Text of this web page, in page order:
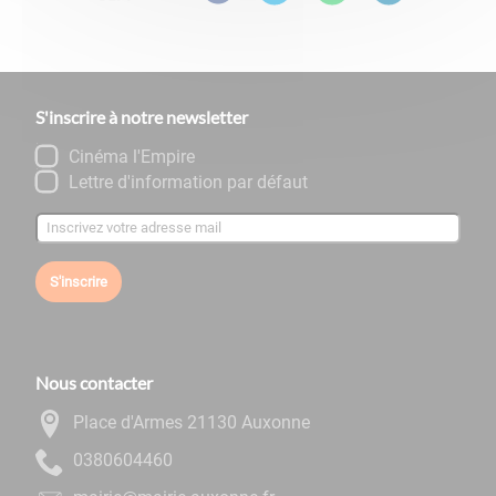
S'inscrire à notre newsletter
Cinéma l'Empire
Lettre d'information par défaut
S'inscrire
Nous contacter
Place d'Armes 21130 Auxonne
0644060830